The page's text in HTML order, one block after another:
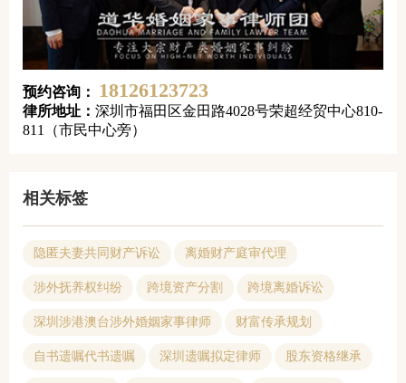
预约咨询： 18126123723
律所地址： 深圳市福田区金田路4028号荣超经贸中心810-
811（市民中心旁）
相关标签
隐匿夫妻共同财产诉讼 离婚财产庭审代理
涉外抚养权纠纷 跨境资产分割 跨境离婚诉讼
深圳涉港澳台涉外婚姻家事律师 财富传承规划
自书遗嘱代书遗嘱 深圳遗嘱拟定律师 股东资格继承